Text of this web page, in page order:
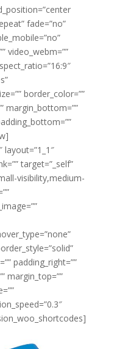
fade=”no”
video_webm=””
border_color=””
margin_bottom=””
layout=”1_1″
target=”_self”
visibility,medium-
padding_right=””
margin_top=””